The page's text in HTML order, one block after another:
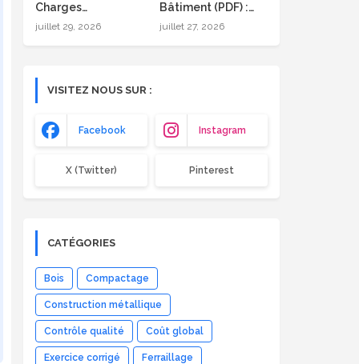
Charges
Permanentes (NF P
(Eurocode 1)
juillet 29, 2026
Bâtiment (PDF) :
Formules, Méthode
juillet 27, 2026
VISITEZ NOUS SUR :
Facebook Instagram
X (Twitter) Pinterest
CATÉGORIES
Bois Compactage
Construction métallique
Contrôle qualité Coût global
Exercice corrigé Ferraillage